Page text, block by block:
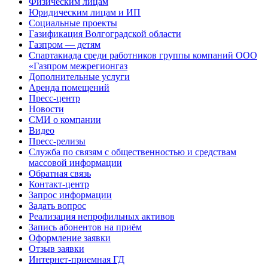
Юридическим лицам и ИП
Социальные проекты
Газификация Волгоградской области
Газпром — детям
Спартакиада среди работников группы компаний ООО
«Газпром межрегионгаз
Дополнительные услуги
Аренда помещений
Пресс-центр
Новости
СМИ о компании
Видео
Пресс-релизы
Служба по связям с общественностью и средствам
массовой информации
Обратная связь
Контакт-центр
Запрос информации
Задать вопрос
Реализация непрофильных активов
Запись абонентов на приём
Оформление заявки
Отзыв заявки
Интернет-приемная ГД